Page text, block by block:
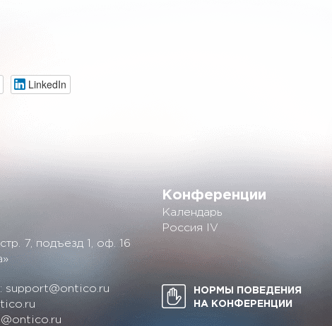
LinkedIn
7, подъезд 1, оф. 16
support@ontico.ru
Конференции
Календарь
Россия IV
НОРМЫ ПОВЕДЕНИЯ
НА КОНФЕРЕНЦИИ